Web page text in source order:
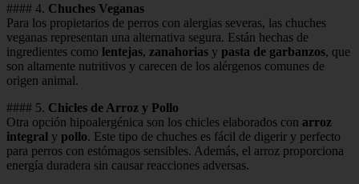
#### 4. Chuches Veganas
Para los propietarios de perros con alergias severas, las chuches
veganas representan una alternativa segura. Están hechas de
ingredientes como lentejas, zanahorias y pasta de garbanzos, que
son altamente nutritivos y carecen de los alérgenos comunes de
origen animal.
#### 5. Chicles de Arroz y Pollo
Otra opción hipoalergénica son los chicles elaborados con arroz
integral y pollo. Este tipo de chuches es fácil de digerir y perfecto
para perros con estómagos sensibles. Además, el arroz proporciona
energía duradera sin causar reacciones adversas.